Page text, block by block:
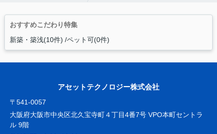
おすすめこだわり特集
新築・築浅(10件) ペット可(0件)
アセットテクノロジー株式会社
〒541-0057
大阪府大阪市中央区北久宝寺町４丁目4番7号 VPO本町セントラ
ル 9階